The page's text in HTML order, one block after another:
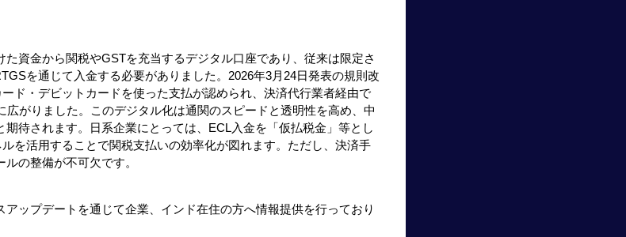
資金から関税やGSTを充当するデジタル口座であり、従来は限定さ
を通じて入金する必要がありました。2026年3月24日発表の規則改
ド・デビットカードを使った支払が認められ、決済代行業者経由で
がりました。このデジタル化は通関のスピードと透明性を高め、中
待されます。日系企業にとっては、ECL入金を「仮払税金」等とし
を活用することで関税支払いの効率化が図れます。ただし、決済手
の整備が不可欠です。
ップデートを通じて企業、インド在住の方へ情報提供を行っており